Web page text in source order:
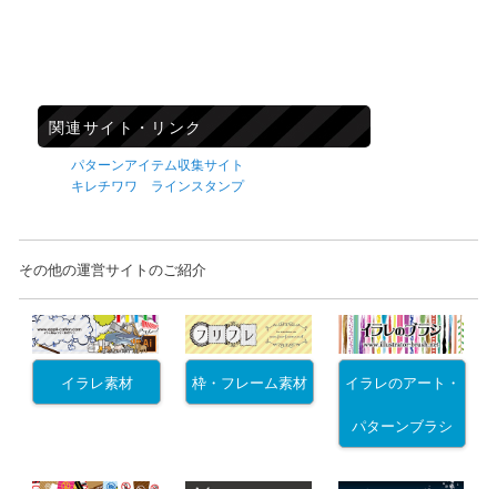
関連サイト・リンク
パターンアイテム収集サイト
キレチワワ ラインスタンプ
その他の運営サイトのご紹介
イラレ素材 枠・フレーム素材 イラレのアート・
パターンブラシ